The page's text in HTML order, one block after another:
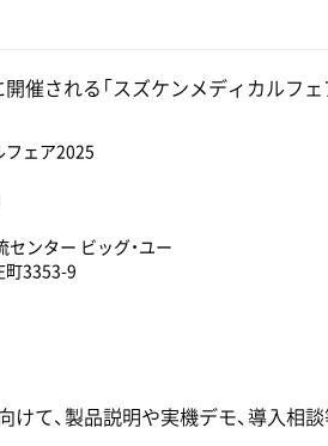
催される「スズケンメディカルフ
フェア2025
ンター ビッグ・ユー
町3353-9
けて、製品説明や実機デモ、導入相